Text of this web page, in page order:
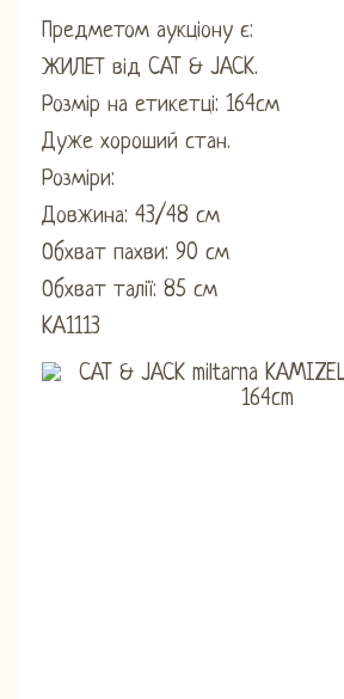
Предметом аукціону є:
ЖИЛЕТ від CAT & JACK.
Розмір на етикетці: 164см
Дуже хороший стан.
Розміри:
Довжина: 43/48 см
Обхват пахви: 90 см
Обхват талії: 85 см
KA1113